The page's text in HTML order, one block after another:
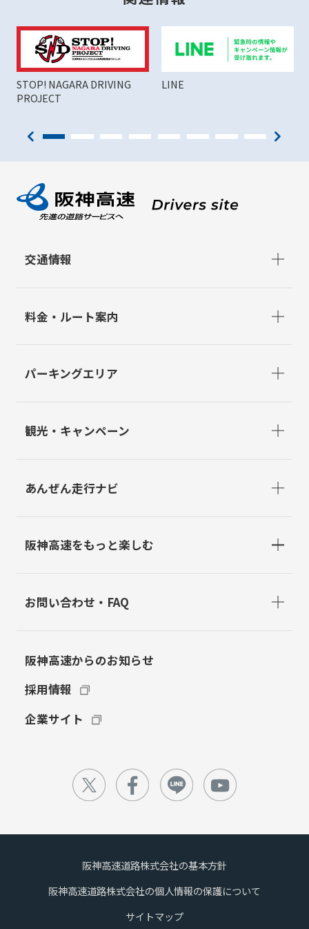
STOP! NAGARA DRIVING
PROJECT
LINE
交通情報
料金・ルート案内
パーキングエリア
観光・キャンペーン
あんぜん走行ナビ
阪神高速をもっと楽しむ
お問い合わせ・FAQ
阪神高速からのお知らせ
採用情報
企業サイト
阪神高速道路株式会社の基本方針
阪神高速道路株式会社の個人情報の保護について
サイトマップ